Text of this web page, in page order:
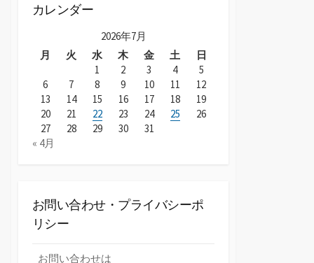
カレンダー
2026年7月
月
火 水 木 金 土
日
1
2 3 4
5
6
7 8 9 10 11
12
13
14 15 16 17 18
19
20
21 22 23 24 25
26
27
28 29 30
31
« 4月
お問い合わせ・プライバシーポ
リシー
お問い合わせは